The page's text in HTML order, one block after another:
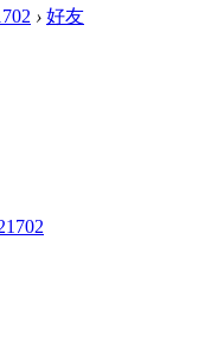
› 好友